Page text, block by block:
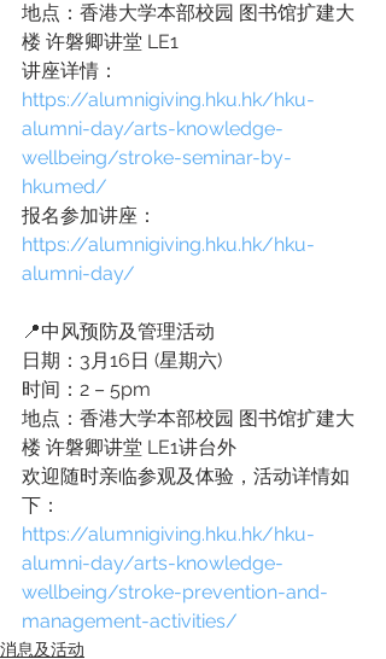
地点：香港大学本部校园 图书馆扩建大
楼 许磐卿讲堂 LE1
讲座详情：
https://alumnigiving.hku.hk/hku-
alumni-day/arts-knowledge-
wellbeing/stroke-seminar-by-
hkumed/
报名参加讲座：
https://alumnigiving.hku.hk/hku-
alumni-day/
📍中风预防及管理活动
日期：3月16日 (星期六)
时间：2 – 5pm
地点：香港大学本部校园 图书馆扩建大
楼 许磐卿讲堂 LE1讲台外
欢迎随时亲临参观及体验，活动详情如
下：
https://alumnigiving.hku.hk/hku-
alumni-day/arts-knowledge-
wellbeing/stroke-prevention-and-
management-activities/
消息及活动